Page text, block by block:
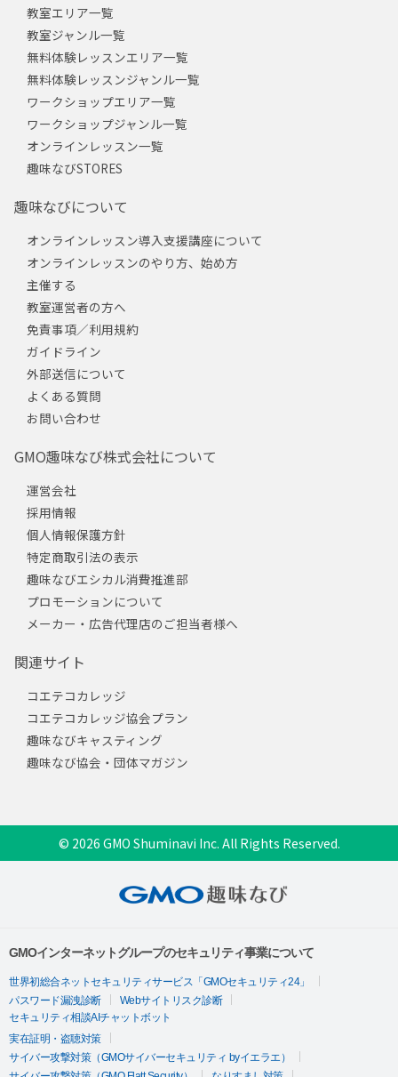
教室エリア一覧
教室ジャンル一覧
無料体験レッスンエリア一覧
無料体験レッスンジャンル一覧
ワークショップエリア一覧
ワークショップジャンル一覧
オンラインレッスン一覧
趣味なびSTORES
趣味なびについて
オンラインレッスン導入支援講座について
オンラインレッスンのやり方、始め方
主催する
教室運営者の方へ
免責事項／利用規約
ガイドライン
外部送信について
よくある質問
お問い合わせ
GMO趣味なび株式会社について
運営会社
採用情報
個人情報保護方針
特定商取引法の表示
趣味なびエシカル消費推進部
プロモーションについて
メーカー・広告代理店のご担当者様へ
関連サイト
コエテコカレッジ
コエテコカレッジ協会プラン
趣味なびキャスティング
趣味なび協会・団体マガジン
© 2026 GMO Shuminavi Inc. All Rights Reserved.